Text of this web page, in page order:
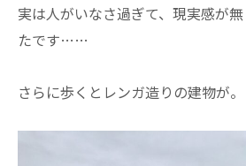
実は人がいなさ過ぎて、現実感が
たです……
さらに歩くとレンガ造りの建物が。